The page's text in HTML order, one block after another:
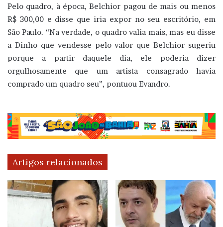
Pelo quadro, à época, Belchior pagou de mais ou menos
R$ 300,00 e disse que iria expor no seu escritório, em
São Paulo. “Na verdade, o quadro valia mais, mas eu disse
a Dinho que vendesse pelo valor que Belchior sugeriu
porque a partir daquele dia, ele poderia dizer
orgulhosamente que um artista consagrado havia
comprado um quadro seu”, pontuou Evandro.
Artigos relacionados